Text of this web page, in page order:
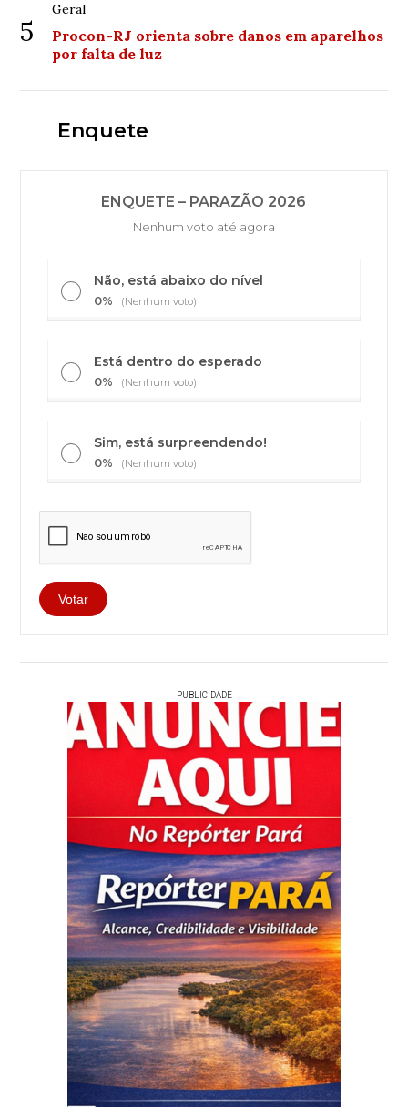
5
Geral
Procon-RJ orienta sobre danos em aparelhos
por falta de luz
Enquete
ENQUETE – PARAZÃO 2026
Nenhum voto até agora
Não, está abaixo do nível
0% (Nenhum voto)
Está dentro do esperado
0% (Nenhum voto)
Sim, está surpreendendo!
0% (Nenhum voto)
PUBLICIDADE